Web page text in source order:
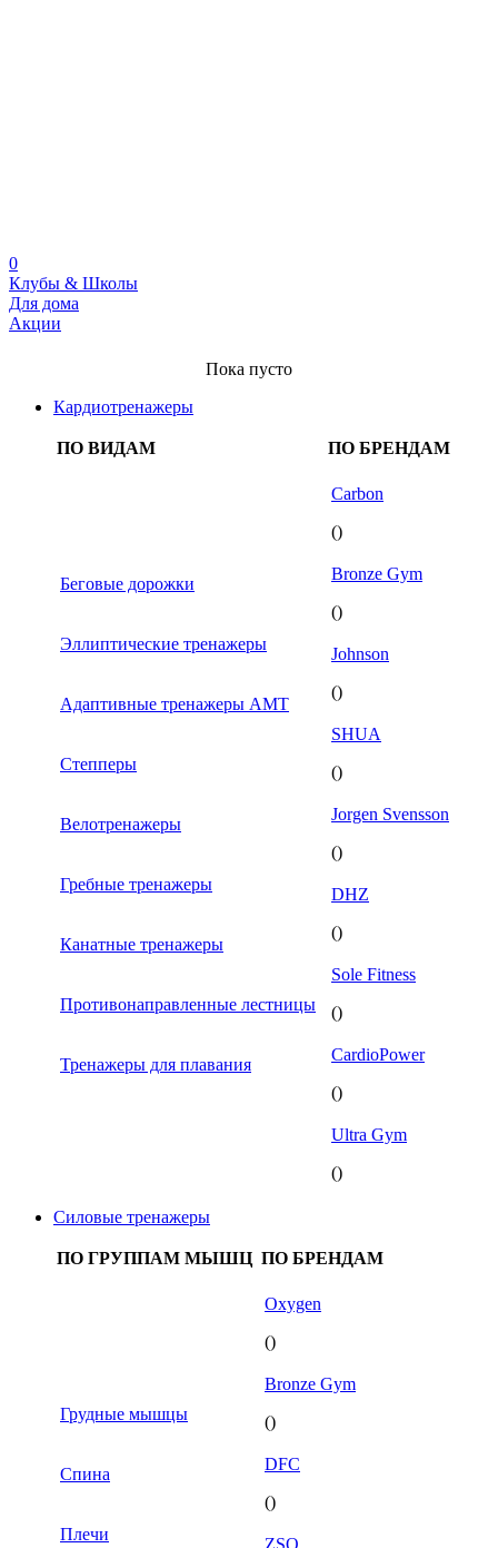
0
Клубы & Школы
Для дома
Акции
Пока пусто
Кардиотренажеры
ПО ВИДАМ ПО БРЕНДАМ
Беговые дорожки
Эллиптические тренажеры
Адаптивные тренажеры AMT
Степперы
Велотренажеры
Гребные тренажеры
Канатные тренажеры
Противонаправленные лестницы
Тренажеры для плавания
Carbon
()
Bronze Gym
()
Johnson
()
SHUA
()
Jorgen Svensson
()
DHZ
()
Sole Fitness
()
CardioPower
()
Ultra Gym
()
Силовые тренажеры
ПО ГРУППАМ МЫШЦ ПО БРЕНДАМ
Грудные мышцы
Спина
Плечи
Oxygen
()
Bronze Gym
()
DFC
()
ZSO